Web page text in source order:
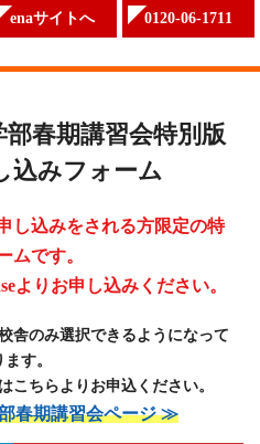
enaサイトへ 0120-06-1711
部春期講習会特別版
込みフォーム
し込みをされる方限定の特
ムです。
よりお申し込みください。
舎のみ選択できるようになって
す。
こちらよりお申込ください。
春期講習会ページ ≫